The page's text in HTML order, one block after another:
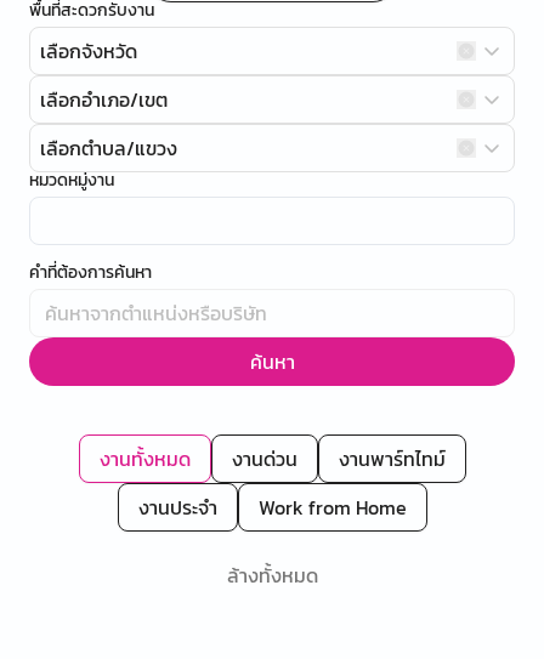
พื้นที่สะดวกรับงาน
เลือกจังหวัด
เลือกอำเภอ/เขต
เลือกตำบล/แขวง
หมวดหมู่งาน
คำที่ต้องการค้นหา
ค้นหา
งานทั้งหมด งานด่วน
งานพาร์ทไทม์
งานประจำ
Work from Home
ล้างทั้งหมด